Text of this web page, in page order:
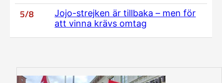
5/8
Jojo-strejken är tillbaka – men för
att vinna krävs omtag